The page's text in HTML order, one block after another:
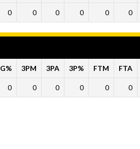
0 0 0 0 0 0
3PM 3PA 3P% FTM FTA
0 0 0 0 0 0